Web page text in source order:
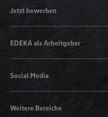
Jetzt bewerben
EDEKA als Arbeitgeber
Social Media
Weitere Bereiche